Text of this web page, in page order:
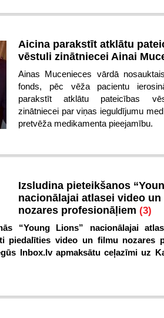
Aicina parakstīt atklātu
vēstuli zinātniecei Ainai
Ainas Mucenieces vārdā
fonds, pēc vēža pacientu
parakstīt atklātu pateicības
zinātniecei par viņas ieguldījumu
pretvēža medikamenta pieejamību.
Izsludina pieteikšanos
nacionālajai atlasei video
nozares profesionāļiem (3)
“Young Lions” nacionālajai
piedalīties video un filmu nozares
Inbox.lv apmaksātu ceļazīmi uz